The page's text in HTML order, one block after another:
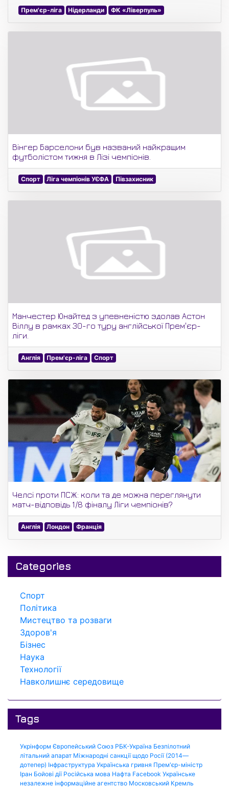
Прем'єр-ліга Нідерланди ФК «Ліверпуль»
Вінгер Барселони був названий найкращим
футболістом тижня в Лізі чемпіонів.
Спорт Ліга чемпіонів УЄФА Півзахисник
Манчестер Юнайтед з упевненістю здолав Астон
Віллу в рамках 30-го туру англійської Прем'єр-
ліги.
Англія Прем'єр-ліга Спорт
Челсі проти ПСЖ: коли та де можна переглянути
матч-відповідь 1/8 фіналу Ліги чемпіонів?
Англія Лондон Франція
Categories
Спорт
Політика
Мистецтво та розваги
Здоров'я
Бізнес
Наука
Технології
Навколишнє середовище
Tags
Укрінформ Європейський Союз РБК-Україна Безпілотний
літальний апарат Міжнародні санкції щодо Росії (2014—
дотепер) Інфраструктура Українська гривня Прем'єр-міністр
Іран Бойові дії Російська мова Нафта Facebook Українське
незалежне інформаційне агентство Московський Кремль